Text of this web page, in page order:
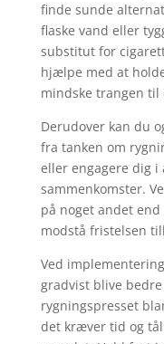
finde sunde
flaske vand eller
substitut for
hjælpe med at
mindske trangen til
Derudover kan du
fra tanken om
eller engagere dig
sammenkomster.
på noget andet
modstå fristelsen
Ved
gradvist blive
rygningspresset
det kræver tid og